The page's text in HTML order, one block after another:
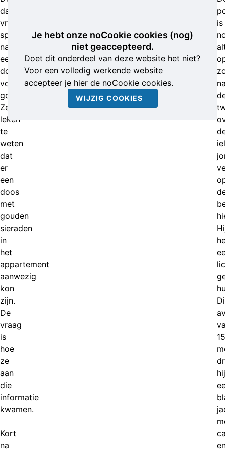
daders
vroegen
specifiek
naar
een
doos
vol
goud.
Ze
leken
te
weten
dat
er
een
doos
met
gouden
sieraden
in
het
appartement
aanwezig
kon
zijn.
De
vraag
is
hoe
ze
aan
die
informatie
kwamen.
Kort
na
Je hebt onze noCookie cookies (nog)
niet geaccepteerd.
Doet dit onderdeel van deze website het niet?
Voor een volledig werkende website
accepteer je hier de noCookie cookies.
WIJZIG COOKIES
is
15
hij